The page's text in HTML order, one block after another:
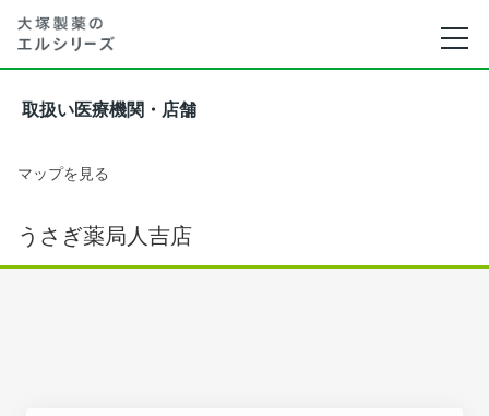
取扱い医療機関・店舗
マップを見る
うさぎ薬局人吉店